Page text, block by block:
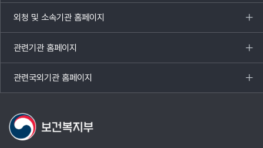
열기
외청 및 소속기관 홈페이지
목록
열기
관련기관 홈페이지
목록
열기
관련국외기관 홈페이지
목록
열기